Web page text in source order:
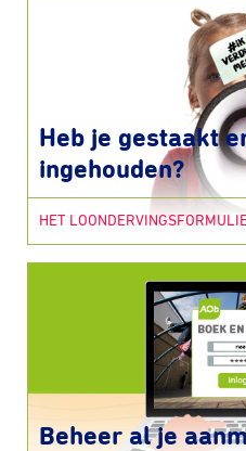
Heb je gestaakt
ingehouden?
HET
Beheer al je